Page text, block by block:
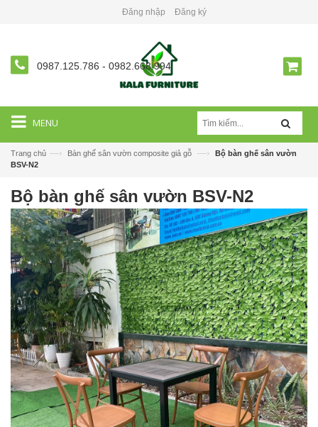
Đăng nhập Đăng ký
0987.125.786 - 0982.668.994
MENU
Trang chủ —› Bàn ghế sân vườn composite giả gỗ —›
Bộ bàn ghế sân vườn
BSV-N2
Bộ bàn ghế sân vườn BSV-N2